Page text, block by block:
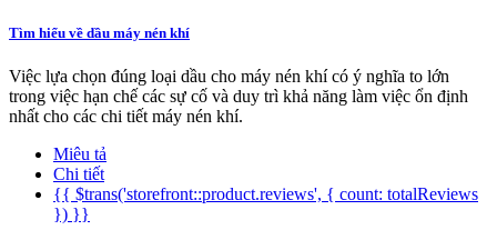
Tìm hiểu về dầu máy nén khí
Việc lựa chọn đúng loại dầu cho máy nén khí có ý nghĩa to lớn
trong việc hạn chế các sự cố và duy trì khả năng làm việc ổn định
nhất cho các chi tiết máy nén khí.
Miêu tả
Chi tiết
{{ $trans('storefront::product.reviews', { count: totalReviews
}) }}